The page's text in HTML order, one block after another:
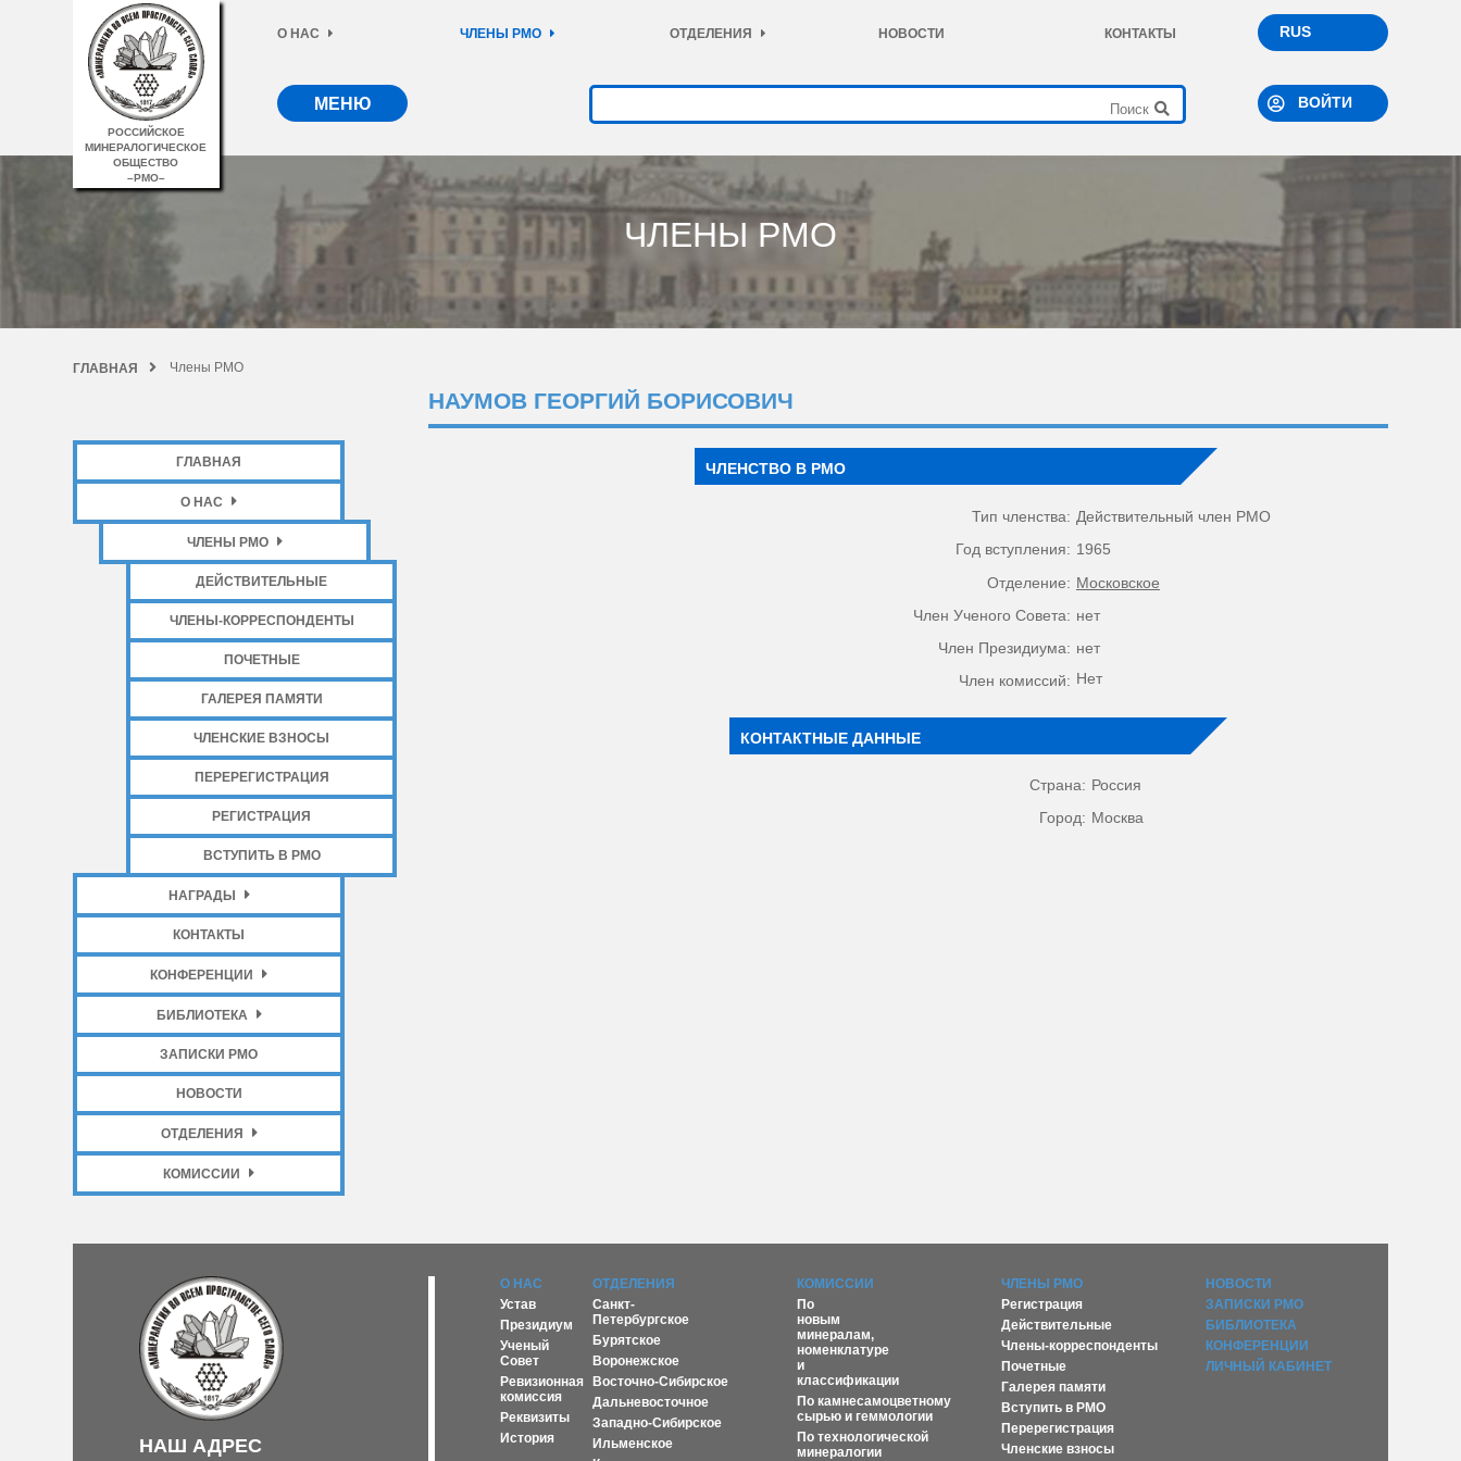
РОССИЙСКОЕ
МИНЕРАЛОГИЧЕСКОЕ
ОБЩЕСТВО
–РМО–
О НАС ЧЛЕНЫ РМО ОТДЕЛЕНИЯ НОВОСТИ КОНТАКТЫ RUS
МЕНЮ ВОЙТИ
ЧЛЕНЫ РМО
ГЛАВНАЯ Члены РМО
ГЛАВНАЯ
О НАС
ЧЛЕНЫ РМО
ДЕЙСТВИТЕЛЬНЫЕ
ЧЛЕНЫ-КОРРЕСПОНДЕНТЫ
ПОЧЕТНЫЕ
ГАЛЕРЕЯ ПАМЯТИ
ЧЛЕНСКИЕ ВЗНОСЫ
ПЕРЕРЕГИСТРАЦИЯ
РЕГИСТРАЦИЯ
ВСТУПИТЬ В РМО
НАГРАДЫ
КОНТАКТЫ
КОНФЕРЕНЦИИ
БИБЛИОТЕКА
ЗАПИСКИ РМО
НОВОСТИ
ОТДЕЛЕНИЯ
КОМИССИИ
НАУМОВ ГЕОРГИЙ БОРИСОВИЧ
ЧЛЕНСТВО В РМО
Тип членства: Действительный член РМО
Год вступления: 1965
Отделение: Московское
Член Ученого Совета: нет
Член Президиума: нет
Член комиссий: Нет
КОНТАКТНЫЕ ДАННЫЕ
Страна: Россия
Город: Москва
НАШ АДРЕС
О НАС
Устав
Президиум
Ученый
Совет
Ревизионная
комиссия
Реквизиты
История
ОТДЕЛЕНИЯ
Санкт-
Петербургское
Бурятское
Воронежское
Восточно-Сибирское
Дальневосточное
Западно-Сибирское
Ильменское
КОМИССИИ
По
новым
минералам,
номенклатуре
и
классификации
По камнесамоцветному
сырью и геммологии
По технологической
минералогии
ЧЛЕНЫ РМО
Регистрация
Действительные
Члены-корреспонденты
Почетные
Галерея памяти
Вступить в РМО
Перерегистрация
Членские взносы
НОВОСТИ
ЗАПИСКИ РМО
БИБЛИОТЕКА
КОНФЕРЕНЦИИ
ЛИЧНЫЙ КАБИНЕТ